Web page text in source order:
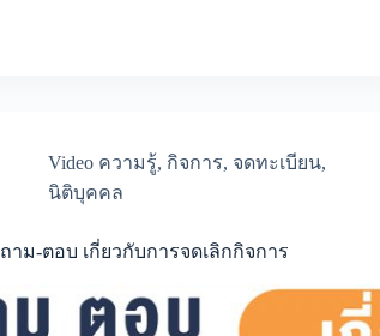
เพิ่ม
ไม่?
Video ความรู้, กิจการ, จดทะเบียน,
นิติบุคคล
ถาม-ตอบ เกี่ยวกับการจดเลิกกิจการ